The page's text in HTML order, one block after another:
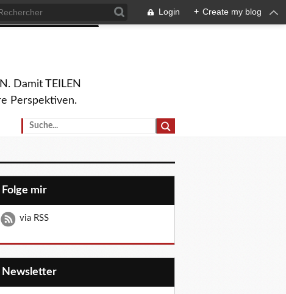
Login + Create my blog
Damit TEILEN
Perspektiven.
Folge mir
via RSS
Newsletter